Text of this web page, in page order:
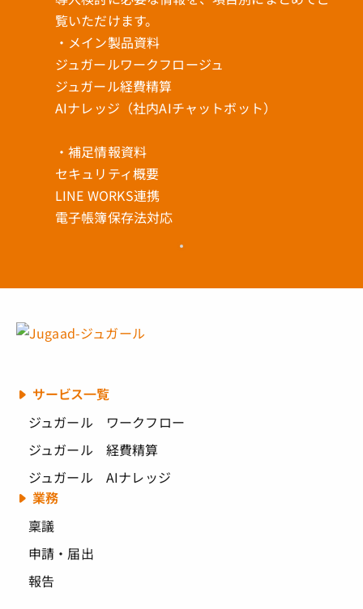
覧いただけます。
・メイン製品資料
ジュガールワークフロージュ
ジュガール経費精算
AIナレッジ（社内AIチャットボット）
・補足情報資料
セキュリティ概要
LINE WORKS連携
電子帳簿保存法対応
サービス一覧
ジュガール ワークフロー
ジュガール 経費精算
ジュガール AIナレッジ
業務
稟議
申請・届出
報告